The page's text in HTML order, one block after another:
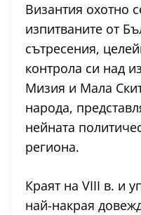
Византия охотно
изпитваните от
сътресения,
контрола си над
Мизия и Мала
народа,
нейната
региона.
Краят на VIII в. и
най-накрая